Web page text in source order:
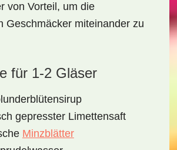
von Vorteil, um die
Geschmäcker miteinander zu
für 1-2 Gläser
gepresster Limettensaft
Minzblätter